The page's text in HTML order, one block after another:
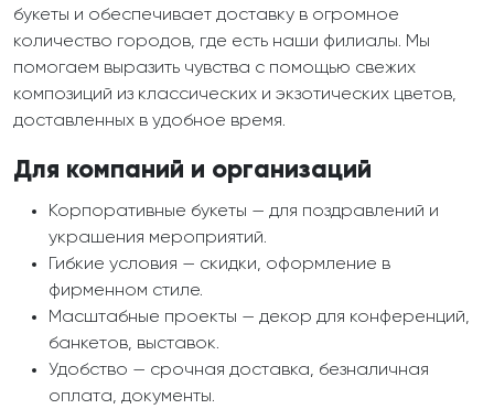
букеты и обеспечивает доставку в огромное
количество городов, где есть наши филиалы. Мы
помогаем выразить чувства с помощью свежих
композиций из классических и экзотических цветов,
доставленных в удобное время.
Для компаний и организаций
Корпоративные букеты — для поздравлений и
украшения мероприятий.
Гибкие условия — скидки, оформление в
фирменном стиле.
Масштабные проекты — декор для конференций,
банкетов, выставок.
Удобство — срочная доставка, безналичная
оплата, документы.